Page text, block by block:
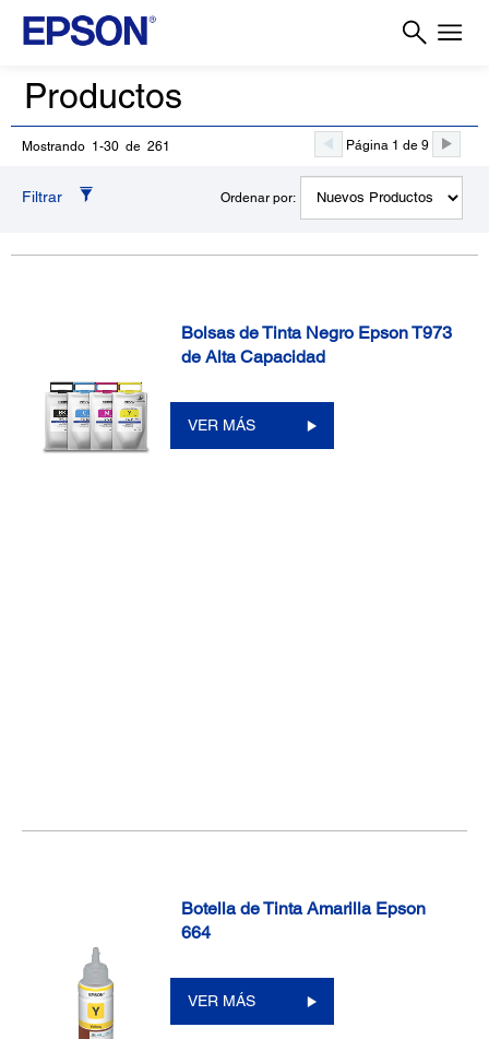
Productos
Mostrando 1-30 de 261 Página 1 de 9
Filtrar Ordenar por:
Bolsas de Tinta Negro Epson T973
de Alta Capacidad
VER MÁS
Botella de Tinta Amarilla Epson
664
VER MÁS